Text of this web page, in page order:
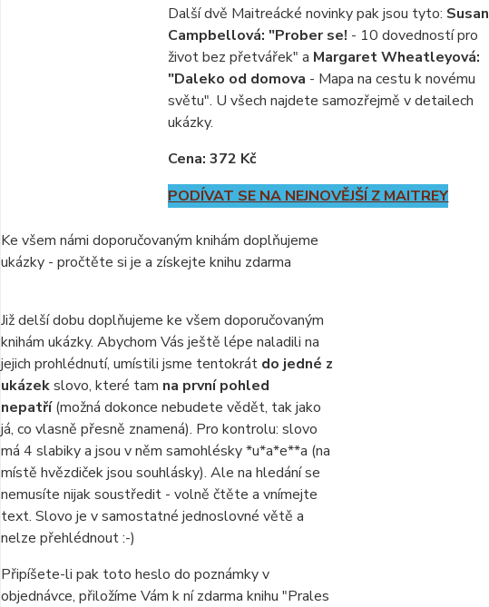
Další dvě Maitreácké novinky pak jsou tyto: Susan
Campbellová: "Prober se! - 10 dovedností pro
život bez přetvářek" a Margaret Wheatleyová:
"Daleko od domova - Mapa na cestu k novému
světu". U všech najdete samozřejmě v detailech
ukázky.
Cena: 372 Kč
PODÍVAT SE NA NEJNOVĚJŠÍ Z MAITREY
Ke všem námi doporučovaným knihám doplňujeme
ukázky - pročtěte si je a získejte knihu zdarma
Již delší dobu doplňujeme ke všem doporučovaným
knihám ukázky. Abychom Vás ještě lépe naladili na
jejich prohlédnutí, umístili jsme tentokrát do jedné z
ukázekslovo, které tam na první pohled
nepatří(možná dokonce nebudete vědět, tak jako
já, co vlasně přesně znamená). Pro kontrolu: slovo
má 4 slabiky a jsou v něm samohlésky *u*a*e**a (na
místě hvězdiček jsou souhlásky). Ale na hledání se
nemusíte nijak soustředit - volně čtěte a vnímejte
text. Slovo je v samostatné jednoslovné větě a
nelze přehlédnout :-)
Připíšete-li pak toto heslo do poznámky v
objednávce, přiložíme Vám k ní zdarma knihu "Prales